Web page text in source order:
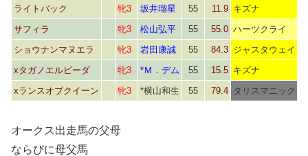
ライトバック
牝3 坂井瑠星 55 11.9 キズナ
サフィラ
牝3 松山弘平 55 55.0 ハーツクライ
ショウナンマヌエラ
牝3 岩田康誠 55 84.3 ジャスタウェイ
xタガノエルピーダ
牝3 *Ｍ．デム 55 15.5 キズナ
xランスオブクイーン
牝3 *横山和生 55 79.4 タリスマニック
オークス出走馬の父母
ならびに母父馬